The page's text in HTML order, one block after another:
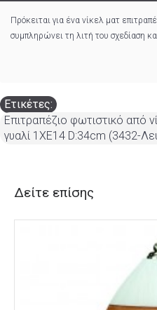
Πρόκειται για ένα νίκελ ματ
συμπληρώνει τη λιτή του σχεδίαση
Ετικέτες:
Επιτραπέζιο φωτιστικό από
γυαλί 1XE14 D:34cm (3432-
Δείτε επίσης